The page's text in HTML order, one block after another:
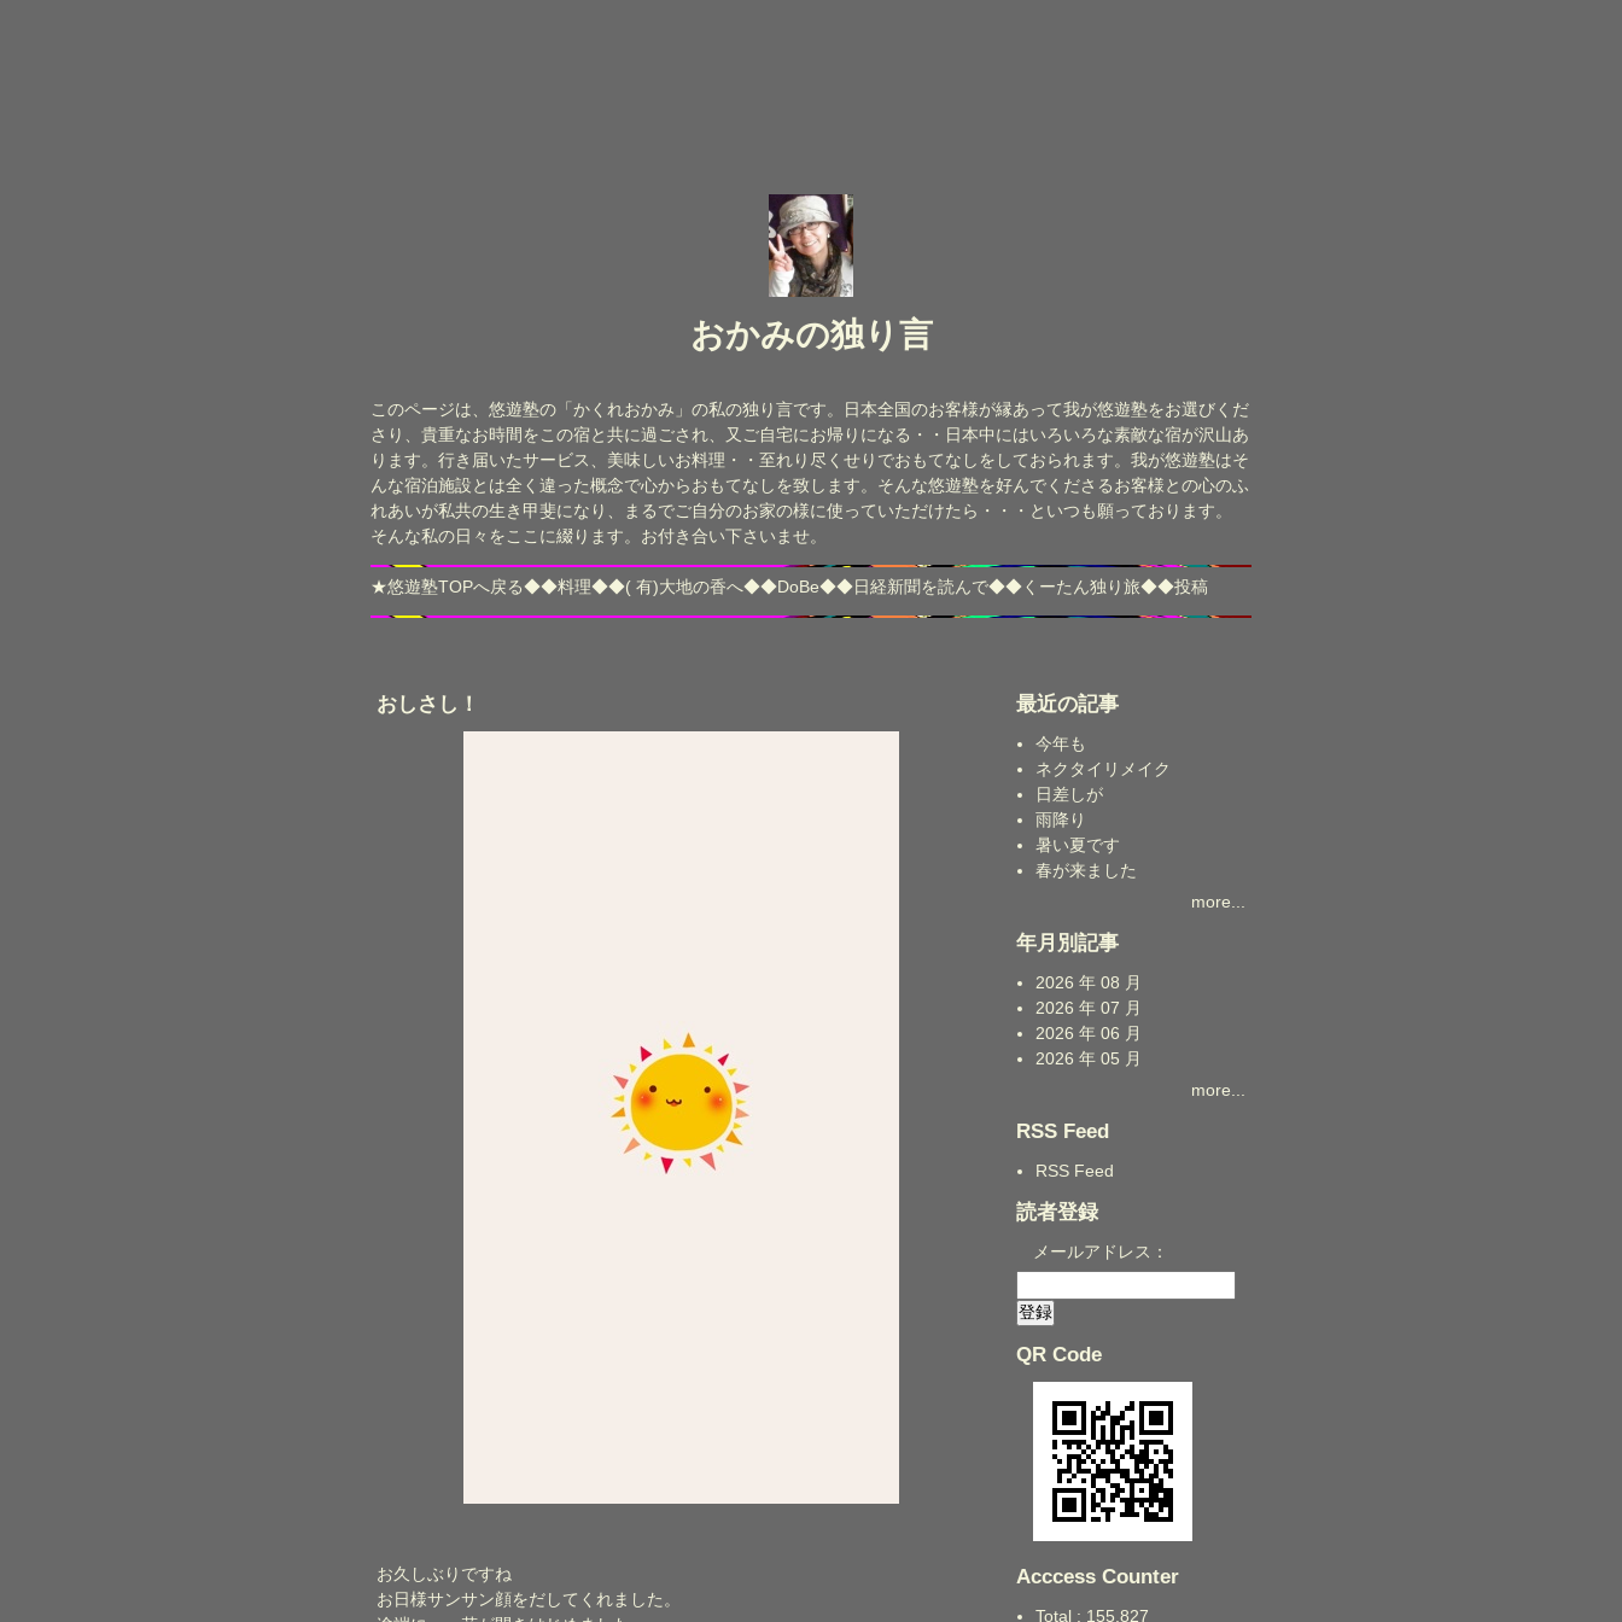
おかみの独り言
このページは、悠遊塾の「かくれおかみ」の私の独り言です。日本全国のお客様が縁あって我が悠遊塾をお選びくだ
さり、貴重なお時間をこの宿と共に過ごされ、又ご自宅にお帰りになる・・日本中にはいろいろな素敵な宿が沢山あ
ります。行き届いたサービス、美味しいお料理・・至れり尽くせりでおもてなしをしておられます。我が悠遊塾はそ
んな宿泊施設とは全く違った概念で心からおもてなしを致します。そんな悠遊塾を好んでくださるお客様との心のふ
れあいが私共の生き甲斐になり、まるでご自分のお家の様に使っていただけたら・・・といつも願っております。
そんな私の日々をここに綴ります。お付き合い下さいませ。
★悠遊塾TOPへ戻る◆◆料理◆◆( 有)大地の香へ◆◆DoBe◆◆日経新聞を読んで◆◆ くーたん独り旅◆◆投稿
おしさし！
お久しぶりですね
お日様サンサン顔をだしてくれました。
最近の記事
今年も
ネクタイリメイク
日差しが
雨降り
暑い夏です
春が来ました
more...
年月別記事
2026 年 08 月
2026 年 07 月
2026 年 06 月
2026 年 05 月
more...
RSS Feed
RSS Feed
読者登録
メールアドレス：
QR Code
Acccess Counter
Total : 155,827